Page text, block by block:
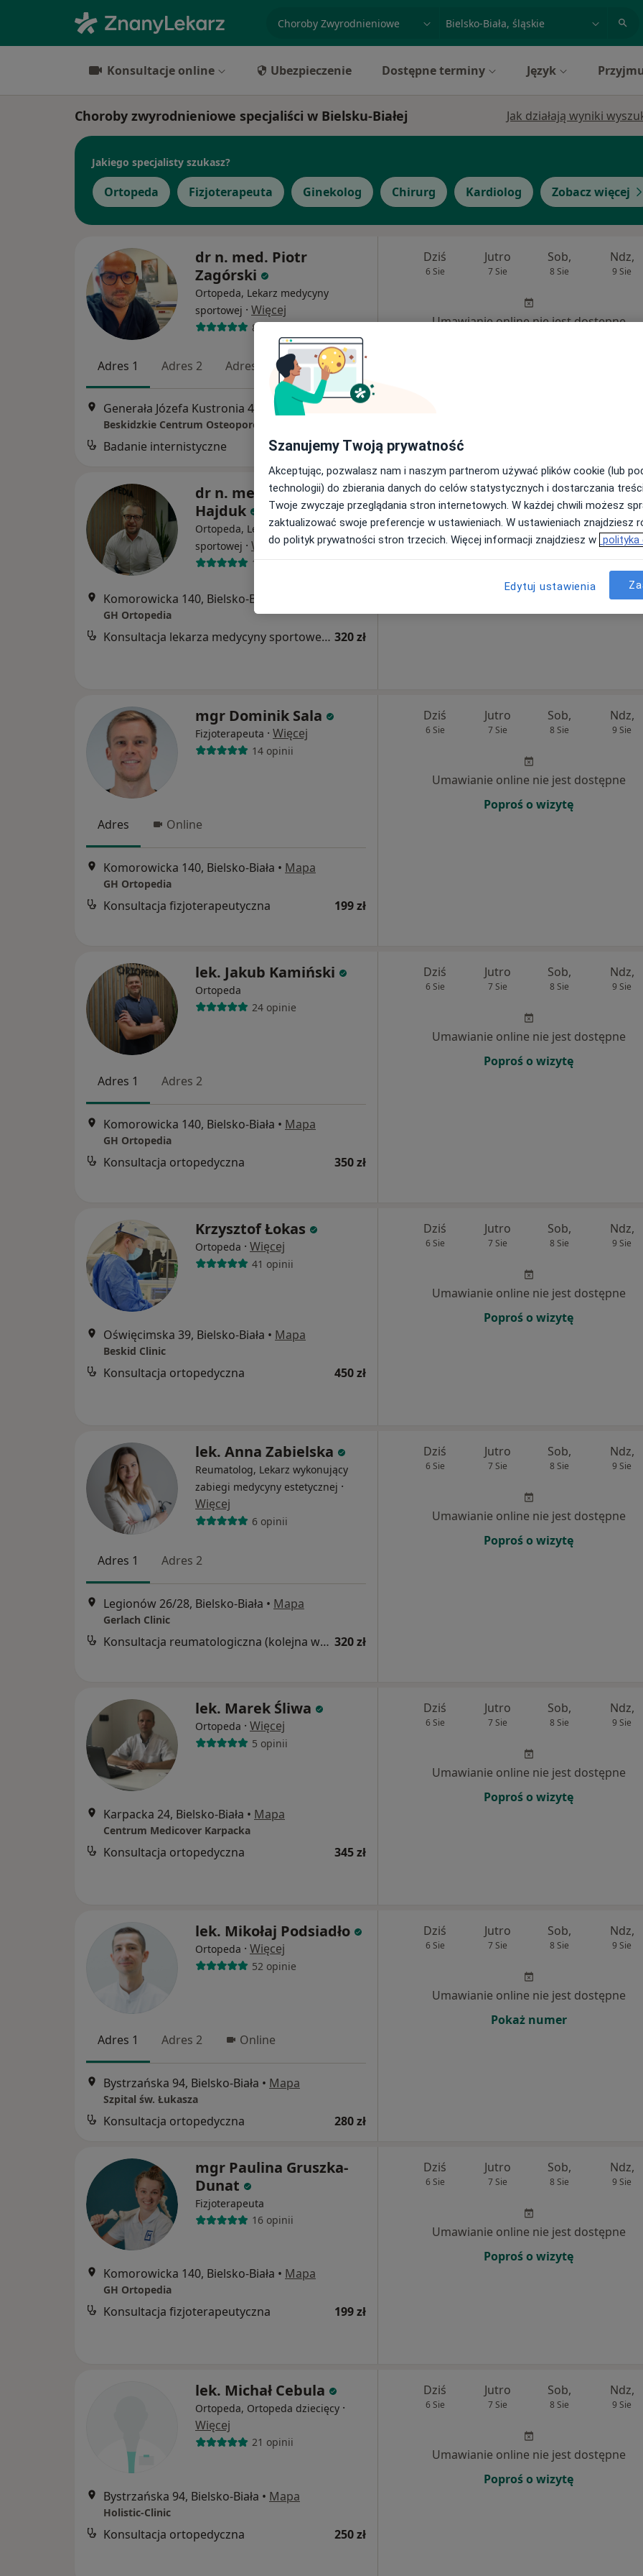
miasto lub dzielnica
Konsultacje online Ubezpieczenie Dostępne terminy Język
Choroby zwyrodnieniowe specjaliści w Bielsku-Białej Jak działają wyniki
Jakiego specjalisty szukasz?
Ortopeda Fizjoterapeuta Ginekolog Chirurg Kardiolog Zobacz więcej
dr n. med. Piotr
Zagórski
Ortopeda, Lekarz medycyny
sportowej · Więcej
864 opinie
Adres 1 Adres 2 Adres 3 Adres 4
Generała Józefa Kustronia 40, Bielsko-Biała Mapa
Beskidzkie Centrum Osteoporozy
Badanie internistyczne 200 zł
Dziś
6 Sie
Jutro
7 Sie
Sob,
8 Sie
Ndz,
9 Sie
Umawianie online nie jest dostępne
dr n. med. Grzegorz
Hajduk
Ortopeda, Lekarz medycyny
sportowej · Więcej
165 opinii
Komorowicka 140, Bielsko-Biała
GH Ortopedia
Konsultacja lekarza medycyny sportowej (kolejna wizyta) 320 zł
Dziś
6 Sie
Jutro
7 Sie
Sob,
8 Sie
Ndz,
9 Sie
Poproś o wizytę
mgr Dominik Sala
Fizjoterapeuta · Więcej
14 opinii
Adres Online
Komorowicka 140, Bielsko-Biała • Mapa
GH Ortopedia
Konsultacja fizjoterapeutyczna 199 zł
Dziś
6 Sie
Jutro
7 Sie
Sob,
8 Sie
Ndz,
9 Sie
Umawianie online nie jest dostępne
Poproś o wizytę
lek. Jakub Kamiński
Ortopeda
24 opinie
Adres 1 Adres 2
Komorowicka 140, Bielsko-Biała • Mapa
GH Ortopedia
Konsultacja ortopedyczna 350 zł
Dziś
6 Sie
Jutro
7 Sie
Sob,
8 Sie
Ndz,
9 Sie
Umawianie online nie jest dostępne
Poproś o wizytę
Krzysztof Łokas
Ortopeda · Więcej
41 opinii
Oświęcimska 39, Bielsko-Biała • Mapa
Beskid Clinic
Konsultacja ortopedyczna 450 zł
Dziś
6 Sie
Jutro
7 Sie
Sob,
8 Sie
Ndz,
9 Sie
Umawianie online nie jest dostępne
Poproś o wizytę
lek. Anna Zabielska
Reumatolog, Lekarz wykonujący
zabiegi medycyny estetycznej ·
Więcej
6 opinii
Adres 1 Adres 2
Legionów 26/28, Bielsko-Biała • Mapa
Gerlach Clinic
Konsultacja reumatologiczna (kolejna wizyta) 320 zł
Dziś
6 Sie
Jutro
7 Sie
Sob,
8 Sie
Ndz,
9 Sie
Umawianie online nie jest dostępne
Poproś o wizytę
lek. Marek Śliwa
Ortopeda · Więcej
5 opinii
Karpacka 24, Bielsko-Biała • Mapa
Centrum Medicover Karpacka
Konsultacja ortopedyczna 345 zł
Dziś
6 Sie
Jutro
7 Sie
Sob,
8 Sie
Ndz,
9 Sie
Umawianie online nie jest dostępne
Poproś o wizytę
lek. Mikołaj Podsiadło
Ortopeda · Więcej
52 opinie
Adres 1 Adres 2 Online
Bystrzańska 94, Bielsko-Biała • Mapa
Szpital św. Łukasza
Konsultacja ortopedyczna 280 zł
Dziś
6 Sie
Jutro
7 Sie
Sob,
8 Sie
Ndz,
9 Sie
Umawianie online nie jest dostępne
Pokaż numer
mgr Paulina Gruszka-
Dunat
Fizjoterapeuta
16 opinii
Komorowicka 140, Bielsko-Biała • Mapa
GH Ortopedia
Konsultacja fizjoterapeutyczna 199 zł
Dziś
6 Sie
Jutro
7 Sie
Sob,
8 Sie
Ndz,
9 Sie
Umawianie online nie jest dostępne
Poproś o wizytę
lek. Michał Cebula
Ortopeda, Ortopeda dziecięcy ·
Więcej
21 opinii
Bystrzańska 94, Bielsko-Biała • Mapa
Holistic-Clinic
Konsultacja ortopedyczna 250 zł
Dziś
6 Sie
Jutro
7 Sie
Sob,
8 Sie
Ndz,
9 Sie
Umawianie online nie jest dostępne
Poproś o wizytę
Szanujemy Twoją prywatność
Akceptując, pozwalasz nam i naszym partnerom używać plików cookie (lub
technologii) do zbierania danych do celów statystycznych i dostarczania
Twoje zwyczaje przeglądania stron internetowych. W każdej chwili możesz
zaktualizować swoje preferencje w ustawieniach. W ustawieniach znajdziesz
do polityk prywatności stron trzecich. Więcej informacji znajdziesz w polityka
Edytuj ustawienia